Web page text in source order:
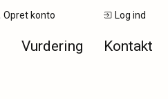
Vurdering Kontakt
Opret konto Log ind